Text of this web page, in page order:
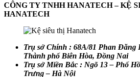
CÔNG TY TNHH HANATECH – KỆ
HANATECH
Trụ sở Chính : 68A/81 Phan
Thành phố Biên Hòa, Đồng Nai
Trụ sở Miền Bắc : Ngõ 13 – Phố
Trưng – Hà Nội